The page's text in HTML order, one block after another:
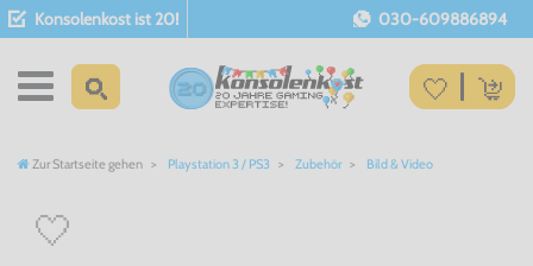
Konsolenkost ist 20! 030-609886894
Zur Startseite gehen Playstation 3 / PS3 Zubehör Bild & Video